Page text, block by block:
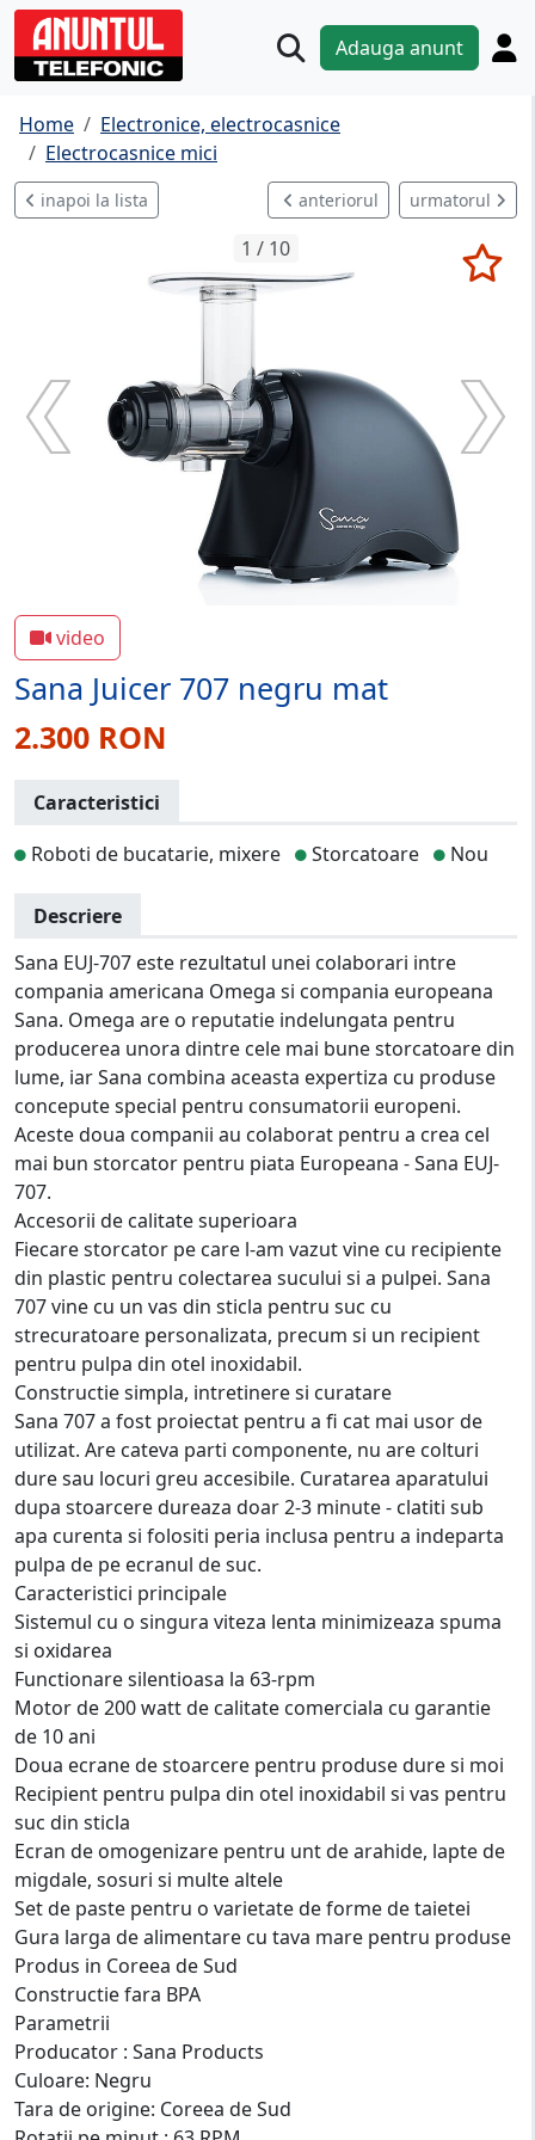
Adauga anunt
Home
Electronice, electrocasnice
Electrocasnice mici
inapoi la lista anteriorul urmatorul
1 / 10
video
Sana Juicer 707 negru mat
2.300 RON
Caracteristici
Roboti de bucatarie, mixere
Storcatoare Nou
Descriere
Sana EUJ-707 este rezultatul unei colaborari intre
compania americana Omega si compania europeana
Sana. Omega are o reputatie indelungata pentru
producerea unora dintre cele mai bune storcatoare din
lume, iar Sana combina aceasta expertiza cu produse
concepute special pentru consumatorii europeni.
Aceste doua companii au colaborat pentru a crea cel
mai bun storcator pentru piata Europeana - Sana EUJ-
707.
Accesorii de calitate superioara
Fiecare storcator pe care l-am vazut vine cu recipiente
din plastic pentru colectarea sucului si a pulpei. Sana
707 vine cu un vas din sticla pentru suc cu
strecuratoare personalizata, precum si un recipient
pentru pulpa din otel inoxidabil.
Constructie simpla, intretinere si curatare
Sana 707 a fost proiectat pentru a fi cat mai usor de
utilizat. Are cateva parti componente, nu are colturi
dure sau locuri greu accesibile. Curatarea aparatului
dupa stoarcere dureaza doar 2-3 minute - clatiti sub
apa curenta si folositi peria inclusa pentru a indeparta
pulpa de pe ecranul de suc.
Caracteristici principale
Sistemul cu o singura viteza lenta minimizeaza spuma
si oxidarea
Functionare silentioasa la 63-rpm
Motor de 200 watt de calitate comerciala cu garantie
de 10 ani
Doua ecrane de stoarcere pentru produse dure si moi
Recipient pentru pulpa din otel inoxidabil si vas pentru
suc din sticla
Ecran de omogenizare pentru unt de arahide, lapte de
migdale, sosuri si multe altele
Set de paste pentru o varietate de forme de taietei
Gura larga de alimentare cu tava mare pentru produse
Produs in Coreea de Sud
Constructie fara BPA
Parametrii
Producator : Sana Products
Culoare: Negru
Tara de origine: Coreea de Sud